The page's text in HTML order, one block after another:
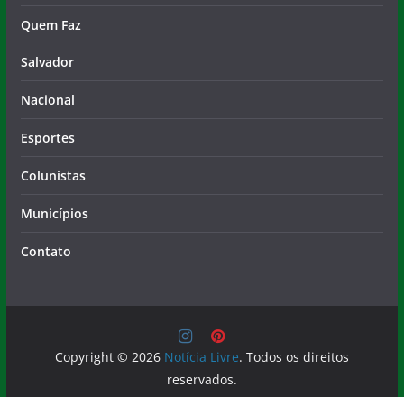
Quem Faz
Salvador
Nacional
Esportes
Colunistas
Municípios
Contato
Copyright © 2026 Notícia Livre. Todos os direitos
reservados.